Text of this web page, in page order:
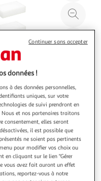
à
Illustration
suivante
10cm blanc
: L. 10 x l. 6,4 x H. 2,5
: Pratique & Utile Lot de
données !
à des données personnelles,
uniques, sur votre
de suivi prendront en
et nos partenaires traitons
consentement, elles seront
il est possible que
ne soient pas pertinents
pour modifier vos choix ou
en cliquant sur le lien "Gérer
vous avez fait auront un effet
reportez-vous à notre
Continuer sans accepter